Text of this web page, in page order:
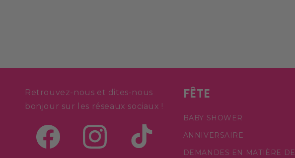
Retrouvez-nous et dites-nous
bonjour sur les réseaux sociaux !
Facebook Instagram TikTok
FÊTE
BABY SHOWER
ANNIVERSAIRE
DEMANDES EN MATIÈRE DE